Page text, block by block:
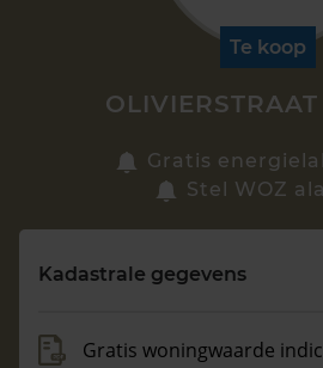
Zoek een woning
Maandag t/m vrijdag - 08:00 -
Te koop
OLIVIERSTRAAT
Gratis
Stel WOZ
Kadastrale gegevens
Gratis woningwaarde